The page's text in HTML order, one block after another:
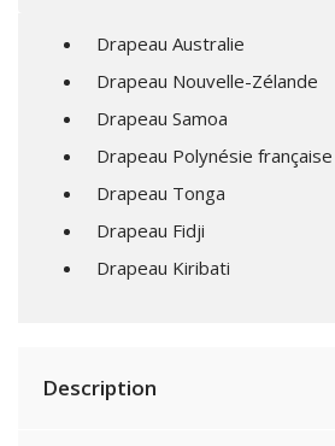
Drapeau Australie
Drapeau Nouvelle-Zélande
Drapeau Samoa
Drapeau Polynésie française
Drapeau Tonga
Drapeau Fidji
Drapeau Kiribati
Description